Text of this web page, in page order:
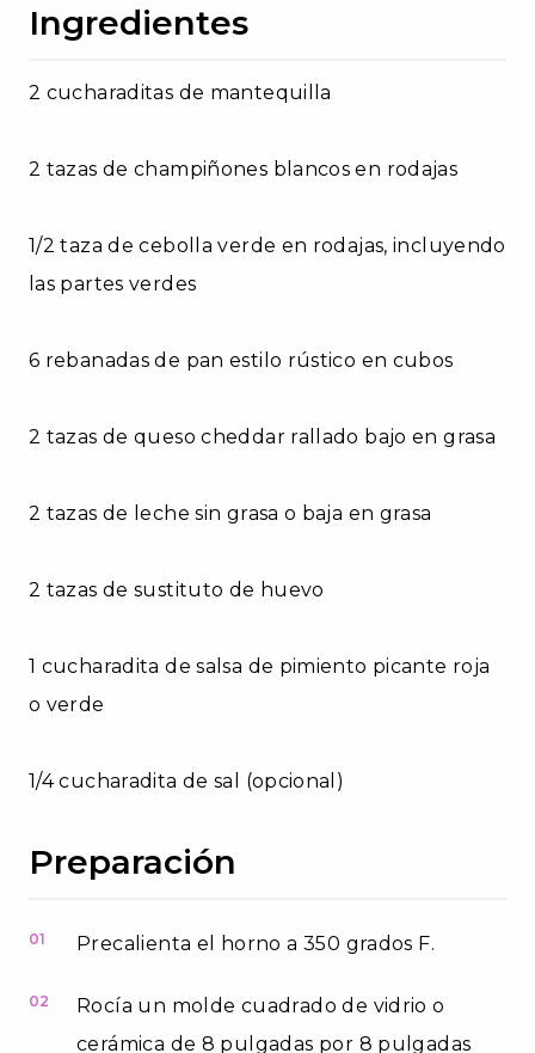
Ingredientes
2 cucharaditas de mantequilla
2 tazas de champiñones blancos en rodajas
1/2 taza de cebolla verde en rodajas, incluyendo
las partes verdes
6 rebanadas de pan estilo rústico en cubos
2 tazas de queso cheddar rallado bajo en grasa
2 tazas de leche sin grasa o baja en grasa
2 tazas de sustituto de huevo
1 cucharadita de salsa de pimiento picante roja
o verde
1/4 cucharadita de sal (opcional)
Preparación
01 Precalienta el horno a 350 grados F.
02
Rocía un molde cuadrado de vidrio o
cerámica de 8 pulgadas por 8 pulgadas